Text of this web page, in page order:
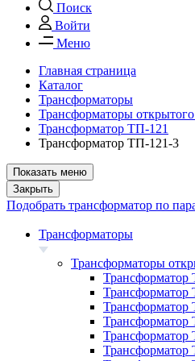
Поиск
Войти
Меню
Главная страница
Каталог
Трансформаторы
Трансформаторы
Трансформатор ТП-121
Трансформатор ТП-121-3
Показать меню
Закрыть
Подобрать трансформатор по
Трансформаторы
Трансформаторы
Трансформатор
Трансформатор
Трансформатор
Трансформатор
Трансформатор
Трансформатор